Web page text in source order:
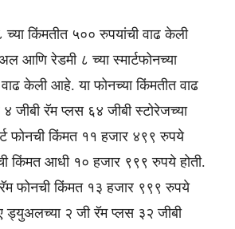
च्या किंमतीत ५०० रुपयांची वाढ केली
आणि रेडमी ८ च्या स्मार्टफोनच्या
केली आहे. या फोनच्या किंमतीत वाढ
जीबी रॅम प्लस ६४ जीबी स्टोरेजच्या
फोनची किंमत ११ हजार ४९९ रुपये
किंमत आधी १० हजार ९९९ रुपये होती.
रॅम फोनची किंमत १३ हजार ९९९ रुपये
ड्युअलच्या २ जी रॅम प्लस ३२ जीबी